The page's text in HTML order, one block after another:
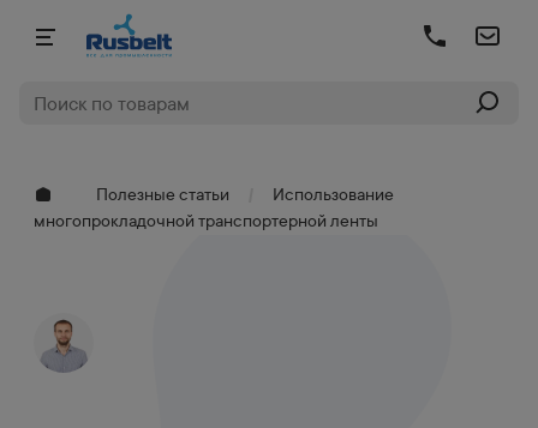
Полезные статьи
Использование
многопрокладочной транспортерной ленты